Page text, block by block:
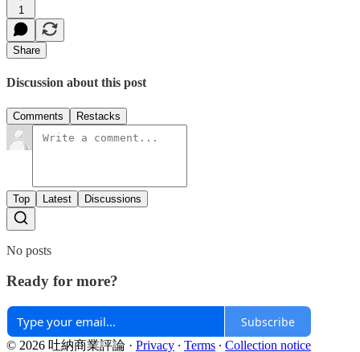
1
Share
Discussion about this post
Comments Restacks
Top Latest Discussions
No posts
Ready for more?
Subscribe
© 2026 吐納商業評論 · Privacy ∙ Terms ∙ Collection notice